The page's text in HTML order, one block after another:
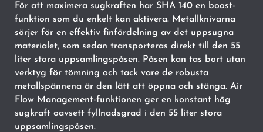
För att maximera sugkraften har SHA 140 en boost-
funktion som du enkelt kan aktivera. Metallknivarna
sörjer för en effektiv finfördelning av det uppsugna
materialet, som sedan transporteras direkt till den 55
liter stora uppsamlingspåsen. Påsen kan tas bort utan
verktyg för tömning och tack vare de robusta
metallspännena är den lätt att öppna och stänga. Air
Flow Management-funktionen ger en konstant hög
sugkraft oavsett fyllnadsgrad i den 55 liter stora
uppsamlingspåsen.